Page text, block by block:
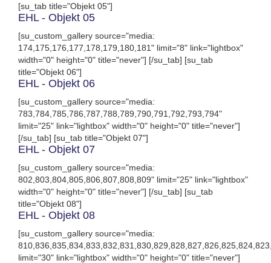
[su_tab title="Objekt 05"]
EHL - Objekt 05
[su_custom_gallery source="media:
174,175,176,177,178,179,180,181" limit="8" link="lightbox"
width="0" height="0" title="never"] [/su_tab] [su_tab
title="Objekt 06"]
EHL - Objekt 06
[su_custom_gallery source="media:
783,784,785,786,787,788,789,790,791,792,793,794"
limit="25" link="lightbox" width="0" height="0" title="never"]
[/su_tab] [su_tab title="Objekt 07"]
EHL - Objekt 07
[su_custom_gallery source="media:
802,803,804,805,806,807,808,809" limit="25" link="lightbox"
width="0" height="0" title="never"] [/su_tab] [su_tab
title="Objekt 08"]
EHL - Objekt 08
[su_custom_gallery source="media:
limit="30" link="lightbox" width="0" height="0" title="never"]